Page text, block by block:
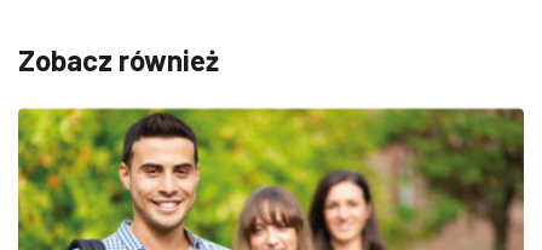
Zobacz również